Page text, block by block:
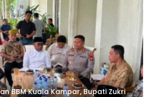
Lantik Sekda Baru dan Enam